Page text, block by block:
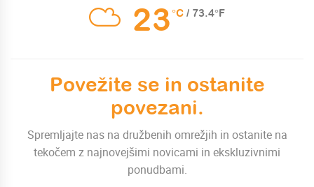
23°C / 73.4°F
Povežite se in ostanite
povezani.
Spremljajte nas na družbenih omrežjih in ostanite na
tekočem z najnovejšimi novicami in ekskluzivnimi
ponudbami.